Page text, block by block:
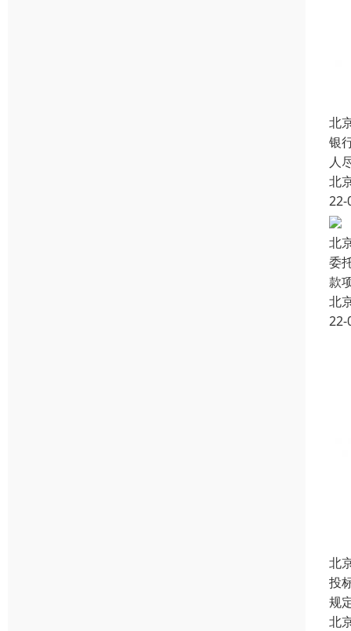
北
银
人
北
22-
北
委
款
北
22-
北
投
规
北